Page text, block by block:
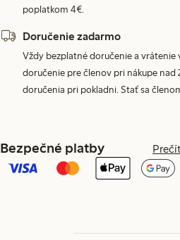
poplatkom 4€.
Doručenie zadarmo
Vždy bezplatné doručenie a
doručenie pre členov pri nákupe nad
doručenia pri pokladni. Stať sa
Bezpečné platby